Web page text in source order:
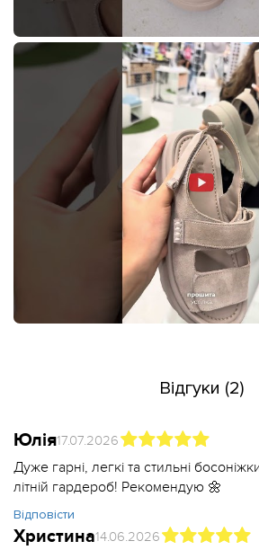
Відгуки (2)
Юлія17.07.2026
Дуже гарні, легкі та стильні
літній гардероб! Рекомендую 🌼
Відповісти
Христина14.06.2026